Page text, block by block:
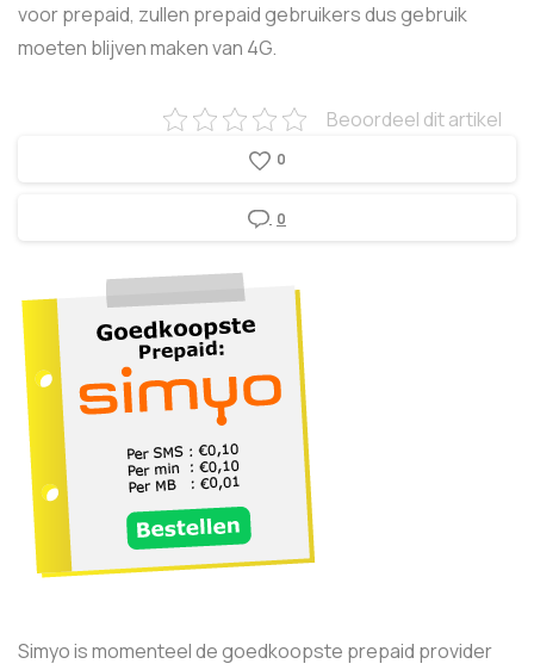
voor prepaid, zullen prepaid gebruikers dus gebruik
moeten blijven maken van 4G.
Beoordeel dit artikel
0
0
Simyo is momenteel de goedkoopste prepaid provider